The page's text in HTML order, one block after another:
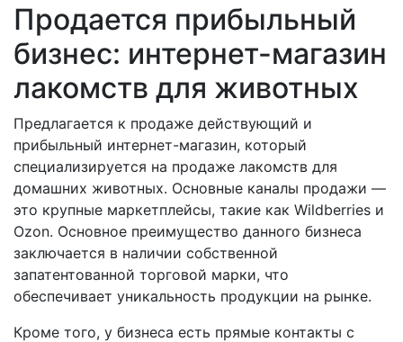
Продается прибыльный
бизнес: интернет-магазин
лакомств для животных
Предлагается к продаже действующий и
прибыльный интернет-магазин, который
специализируется на продаже лакомств для
домашних животных. Основные каналы продажи —
это крупные маркетплейсы, такие как Wildberries и
Ozon. Основное преимущество данного бизнеса
заключается в наличии собственной
запатентованной торговой марки, что
обеспечивает уникальность продукции на рынке.
Кроме того, у бизнеса есть прямые контакты с